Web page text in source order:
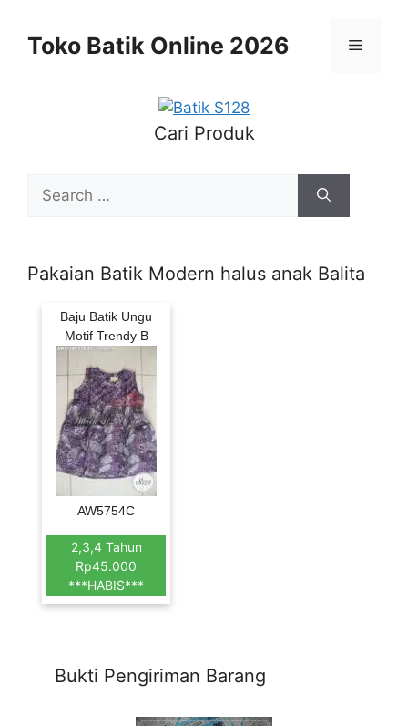
contentToko Batik Online 2026 Menu
Cari Produk
for:
Pakaian Batik Modern halus anak Balita
Baju Batik Ungu
Motif Trendy B
AW5754C
2,3,4 Tahun
Rp45.000
***HABIS***
Bukti Pengiriman Barang